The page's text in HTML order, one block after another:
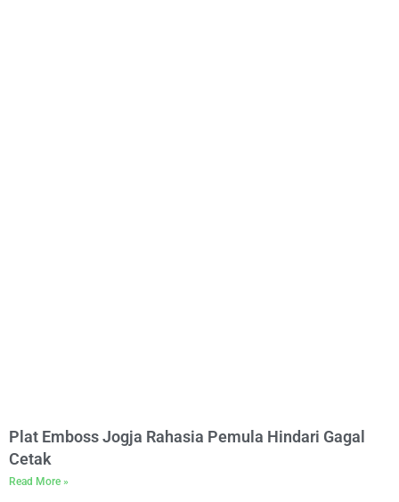
Plat Emboss Jogja Rahasia Pemula Hindari Gagal
Cetak
Read More »